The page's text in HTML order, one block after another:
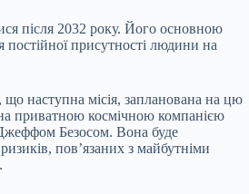
після 2032 року. Його основною
постійної присутності людини на
наступна місія, запланована на цю
приватною космічною компанією
Безосом. Вона буде
пов’язаних з майбутніми